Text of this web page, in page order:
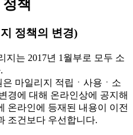
책
정책의 변경)
지는 2017년 1월부로 모두 소
마일리지 적립ㆍ사용ㆍ소
경에 대해 온라인상에 공지해
온라인에 등재된 내용이 이전
조건보다 우선합니다.